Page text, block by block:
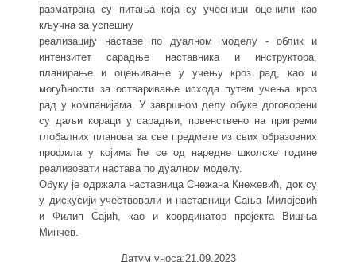
разматрана су питања која су учесници оценили као
кључна за успешну
реализацију наставе по дуалном моделу - облик и
интензитет сарадње наставника и инструктора,
планирање и оцењивање у учењу кроз рад, као и
могућности за остваривање исхода путем учења кроз
рад у компанијама. У завршном делу обуке договорени
су даљи кораци у сарадњи, првенствено на припреми
глобалних планова за све предмете из свих образовних
профила у којима ће се од наредне школске године
реализовати настава по дуалном моделу.
Обуку је одржала наставница Снежана Кнежевић, док су
у дискусији учествовали и наставници Сања Милојевић
и Филип Сајић, као и координатор пројекта Вишња
Минчев.
Датум уноса:21.09.2023